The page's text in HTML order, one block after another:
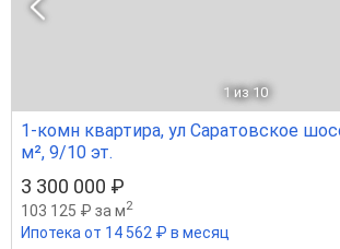
1 из 10
1-комн квартира, ул Саратовское
м², 9/10 эт.
3 300 000 ₽
103 125 ₽ за м2
Ипотека от 14 562 ₽ в месяц